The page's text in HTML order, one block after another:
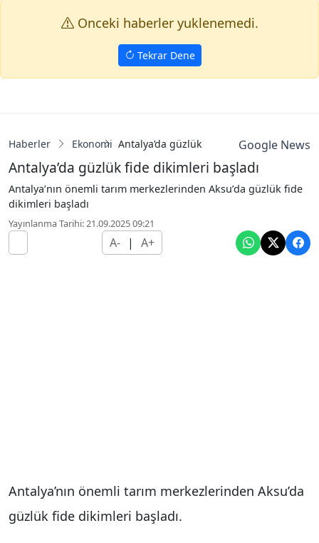
Onceki haberler yuklenemedi.
Tekrar Dene
Haberler Ekonomi Antalya’da güzlük fide dikimleri başladı
Google News
Antalya’da güzlük fide dikimleri başladı
Antalya’nın önemli tarım merkezlerinden Aksu’da güzlük fide
dikimleri başladı
Yayınlanma Tarihi: 21.09.2025 09:21
A- | A+
Antalya’nın önemli tarım merkezlerinden Aksu’da
güzlük fide dikimleri başladı.